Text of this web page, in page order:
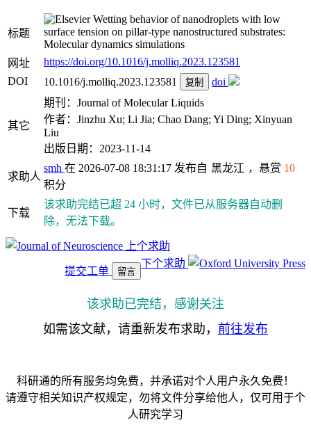
标题
Wetting behavior of nanodroplets with low
surface tension on pillar-type nanostructured substrates:
Molecular dynamics simulations
网址
https://doi.org/10.1016/j.molliq.2023.123581
DOI
10.1016/j.molliq.2023.123581 复制 doi
其它
期刊：Journal of Molecular Liquids
作者：Jinzhu Xu; Li Jia; Chao Dang; Yi Ding; Xinyuan
Liu
出版日期：2023-11-14
求助人
smh 在 2026-07-08 18:31:17 发布自 黑龙江 ，悬赏 10
积分
下载
该求助完结已超 24 小时，文件已从服务器自动删
除，无法下载。
上个求助
下个求助
提交工单 留言
该求助已完结，感谢关注
如需该文献，请重新发布求助， 前往发布
科研通的所有服务均免费，并承诺对个人用户永久免费！
请遵守相关知识产权规定，勿将文件分享给他人，仅可用于个
人研究学习